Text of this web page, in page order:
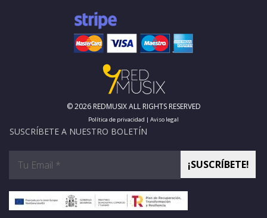
© 2026 REDMUSIX ALL RIGHTS RESERVED
Política de privacidad | Aviso legal
SUSCRÍBETE A NUESTRO BOLETÍN